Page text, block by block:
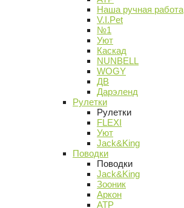
Наша ручная работа
V.I.Pet
№1
Уют
Каскад
NUNBELL
WOGY
ДВ
Дарэленд
Рулетки
Рулетки
FLEXI
Уют
Jack&King
Поводки
Поводки
Jack&King
Зооник
Аркон
АТР